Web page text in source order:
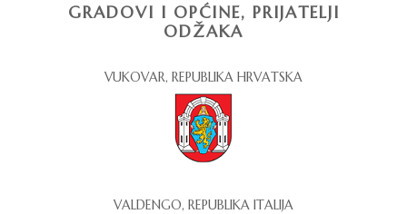
GRADOVI I OPĆINE, PRIJATELJI
ODŽAKA
VUKOVAR, REPUBLIKA HRVATSKA
VALDENGO, REPUBLIKA ITALIJA